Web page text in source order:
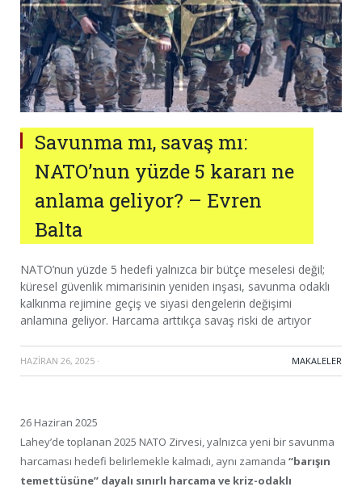
Savunma mı, savaş mı:
NATO’nun yüzde 5 kararı ne
anlama geliyor? – Evren
Balta
NATO’nun yüzde 5 hedefi yalnızca bir bütçe meselesi değil;
küresel güvenlik mimarisinin yeniden inşası, savunma odaklı
kalkınma rejimine geçiş ve siyasi dengelerin değişimi
anlamına geliyor. Harcama arttıkça savaş riski de artıyor
HAZIRAN 26, 2025 · MAKALELER
26 Haziran 2025
Lahey’de toplanan 2025 NATO Zirvesi, yalnızca yeni bir savunma
harcaması hedefi belirlemekle kalmadı, aynı zamanda “barışın
temettüsüne” dayalı sınırlı harcama ve kriz-odaklı